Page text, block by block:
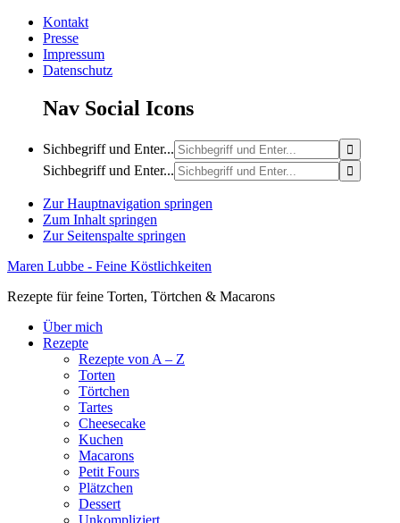
Kontakt
Presse
Impressum
Datenschutz
Nav Social Icons
Sichbegriff und Enter...
Sichbegriff und Enter...
Zur Hauptnavigation springen
Zum Inhalt springen
Zur Seitenspalte springen
Maren Lubbe - Feine Köstlichkeiten
Rezepte für feine Torten, Törtchen & Macarons
Über mich
Rezepte
Rezepte von A – Z
Torten
Törtchen
Tartes
Cheesecake
Kuchen
Macarons
Petit Fours
Plätzchen
Dessert
Unkompliziert